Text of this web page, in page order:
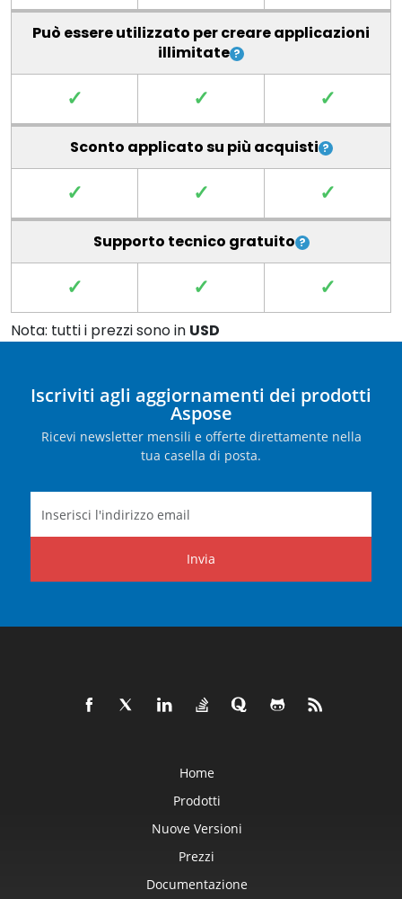
Può essere utilizzato per creare applicazioni
illimitate
✓ ✓ ✓
Sconto applicato su più acquisti
✓ ✓ ✓
Supporto tecnico gratuito
✓ ✓ ✓
Nota: tutti i prezzi sono in USD
Iscriviti agli aggiornamenti dei prodotti
Aspose
Ricevi newsletter mensili e offerte direttamente nella
tua casella di posta.
Invia
Home
Prodotti
Nuove Versioni
Prezzi
Documentazione